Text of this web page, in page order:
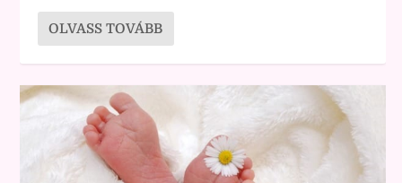
OLVASS TOVÁBB